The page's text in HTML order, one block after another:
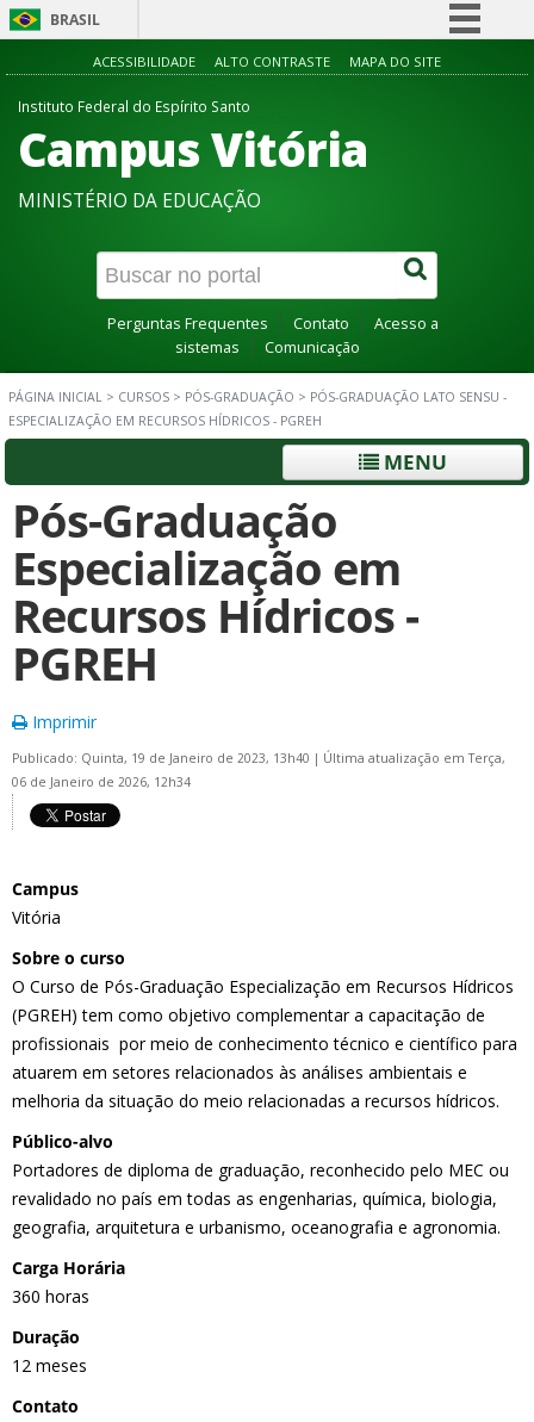
BRASIL
Simplifique!
Acesso à informação
Canais
ACESSIBILIDADE ALTO CONTRASTE MAPA DO SITE
Instituto Federal do Espírito Santo
Campus Vitória
MINISTÉRIO DA EDUCAÇÃO
Perguntas Frequentes Contato
Acesso a
sistemas
Comunicação
PÁGINA INICIAL > CURSOS > PÓS-GRADUAÇÃO > PÓS-GRADUAÇÃO LATO SENSU -
ESPECIALIZAÇÃO EM RECURSOS HÍDRICOS - PGREH
MENU
Pós-Graduação
Especialização em
Recursos Hídricos -
PGREH
Imprimir
Publicado: Quinta, 19 de Janeiro de 2023, 13h40 | Última atualização em Terça,
06 de Janeiro de 2026, 12h34
Campus
Vitória
Sobre o curso
O Curso de Pós-Graduação Especialização em Recursos Hídricos
(PGREH) tem como objetivo complementar a capacitação de
profissionais por meio de conhecimento técnico e científico para
atuarem em setores relacionados às análises ambientais e
melhoria da situação do meio relacionadas a recursos hídricos.
Público-alvo
Portadores de diploma de graduação, reconhecido pelo MEC ou
revalidado no país em todas as engenharias, química, biologia,
geografia, arquitetura e urbanismo, oceanografia e agronomia.
Carga Horária
360 horas
Duração
12 meses
Contato